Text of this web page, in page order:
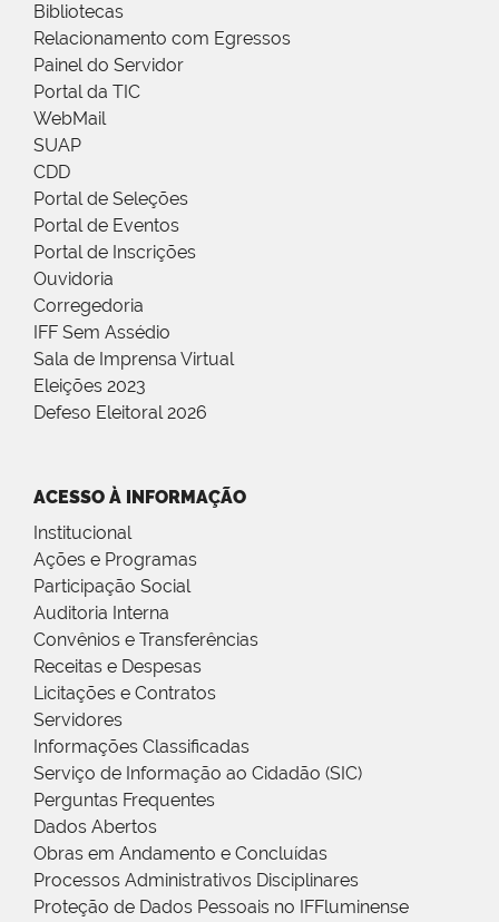
Bibliotecas
Relacionamento com Egressos
Painel do Servidor
Portal da TIC
WebMail
SUAP
CDD
Portal de Seleções
Portal de Eventos
Portal de Inscrições
Ouvidoria
Corregedoria
IFF Sem Assédio
Sala de Imprensa Virtual
Eleições 2023
Defeso Eleitoral 2026
ACESSO À INFORMAÇÃO
Institucional
Ações e Programas
Participação Social
Auditoria Interna
Convênios e Transferências
Receitas e Despesas
Licitações e Contratos
Servidores
Informações Classificadas
Serviço de Informação ao Cidadão (SIC)
Perguntas Frequentes
Dados Abertos
Obras em Andamento e Concluídas
Processos Administrativos Disciplinares
Proteção de Dados Pessoais no IFFluminense